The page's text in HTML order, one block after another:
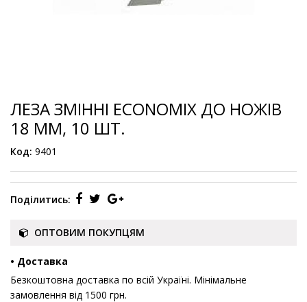
ЛЕЗА ЗМІННІ ECONOMIX ДО НОЖІВ
18 ММ, 10 ШТ.
Код: 9401
Поділитись:
ОПТОВИМ ПОКУПЦЯМ
• Доставка
Безкоштовна доставка по всій Україні. Мінімальне
замовлення від 1500 грн.